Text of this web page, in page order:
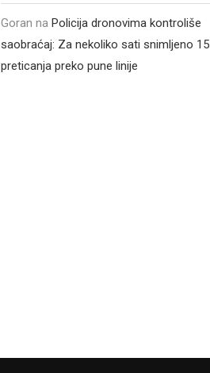
Goran naPolicija dronovima kontroliše
saobraćaj: Za nekoliko sati snimljeno 15
preticanja preko pune linije